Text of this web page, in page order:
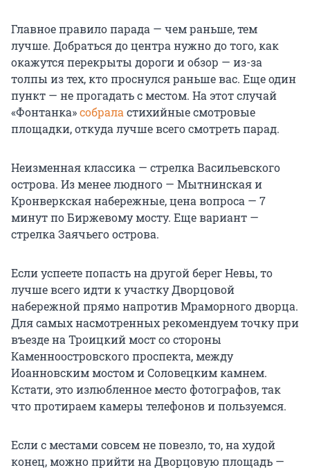
Главное правило парада — чем раньше, тем
лучше. Добраться до центра нужно до того, как
окажутся перекрыты дороги и обзор — из-за
толпы из тех, кто проснулся раньше вас. Еще один
пункт — не прогадать с местом. На этот случай
«Фонтанка»собраластихийные смотровые
площадки, откуда лучше всего смотреть парад.
Неизменная классика — стрелка Васильевского
острова. Из менее людного — Мытнинская и
Кронверкская набережные, цена вопроса — 7
минут по Биржевому мосту. Еще вариант —
стрелка Заячьего острова.
Если успеете попасть на другой берег Невы, то
лучше всего идти к участку Дворцовой
набережной прямо напротив Мраморного дворца.
Для самых насмотренных рекомендуем точку при
въезде на Троицкий мост со стороны
Каменноостровского проспекта, между
Иоанновским мостом и Соловецким камнем.
Кстати, это излюбленное место фотографов, так
что протираем камеры телефонов и пользуемся.
Если с местами совсем не повезло, то, на худой
конец, можно прийти на Дворцовую площадь —